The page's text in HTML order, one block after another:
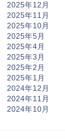
2025年12月
2025年11月
2025年10月
2025年5月
2025年4月
2025年3月
2025年2月
2025年1月
2024年12月
2024年11月
2024年10月